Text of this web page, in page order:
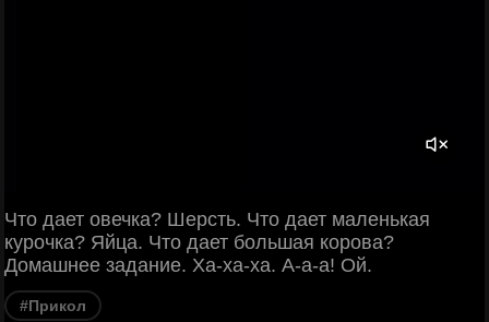
Что дает овечка? Шерсть. Что дает маленькая
курочка? Яйца. Что дает большая корова?
Домашнее задание. Ха-ха-ха. А-а-а! Ой.
#Прикол